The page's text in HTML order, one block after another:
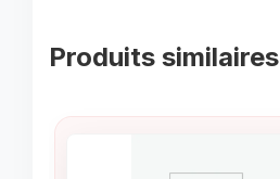
Produits similaires